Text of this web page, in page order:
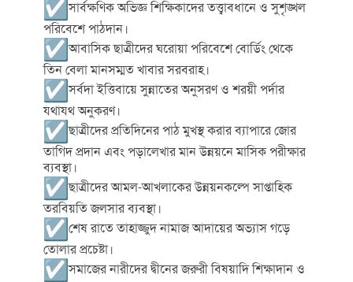
সার্বক্ষণিক অভিজ্ঞ শিক্ষিকাদের তত্ত্বাবধানে ও সুশৃঙ্খল
পরিবেশে পাঠদান।
আবাসিক ছাত্রীদের ঘরোয়া পরিবেশে বোর্ডিং থেকে
তিন বেলা মানসম্মত খাবার সরবরাহ।
সর্বদা ইত্তিবায়ে সুন্নাতের অনুসরণ ও শরয়ী পর্দার
যথাযথ অনুকরণ।
ছাত্রীদের প্রতিদিনের পাঠ মুখস্থ করার ব্যাপারে জোর
তাগিদ প্রদান এবং পড়ালেখার মান উন্নয়নে মাসিক পরীক্ষার
ব্যবস্থা।
ছাত্রীদের আমল-আখলাকের উন্নয়নকল্পে সাপ্তাহিক
তরবিয়তি জলসার ব্যবস্থা।
শেষ রাতে তাহাজ্জুদ নামাজ আদায়ের অভ্যাস গড়ে
তোলার প্রচেষ্টা।
সমাজের নারীদের দ্বীনের জরুরী বিষয়াদি শিক্ষাদান ও